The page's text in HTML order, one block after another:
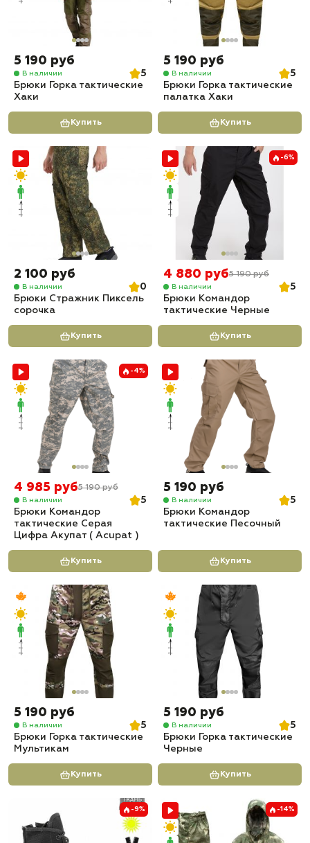
5 190 руб
В наличии
5
Брюки Горка тактические
Хаки
Купить
5 190 руб
В наличии
5
Брюки Горка тактические
палатка Хаки
Купить
2 100 руб
В наличии
0
Брюки Стражник Пиксель
сорочка
Купить
-6%
4 880 руб5 190 руб
В наличии
5
Брюки Командор
тактические Черные
Купить
-4%
4 985 руб5 190 руб
В наличии
5
Брюки Командор
тактические Серая
Цифра Акупат ( Acupat )
Купить
5 190 руб
В наличии
5
Брюки Командор
тактические Песочный
Купить
5 190 руб
В наличии
5
Брюки Горка тактические
Мультикам
Купить
5 190 руб
В наличии
5
Брюки Горка тактические
Черные
Купить
-9% -14%